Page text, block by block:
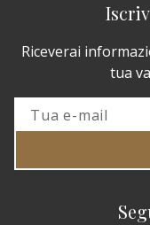
Riceverai
tua